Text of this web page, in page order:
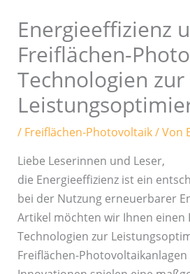
Inhalt
springen
Energieeffizienz
Freiflächen-
Technologien zur
/ Freiflächen-Photovoltaik/ Von
Liebe Leserinnen und Leser,
die Energieeffizienz ist ein
bei der Nutzung erneuerbarer
Artikel möchten wir Ihnen einen
Technologien zur
Freiflächen-Photovoltaikanlagen